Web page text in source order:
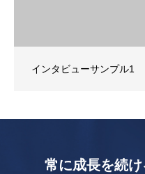
インタビューサンプル1
常に成長を続